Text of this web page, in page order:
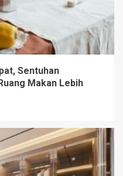
Sentuhan
Makan Lebih